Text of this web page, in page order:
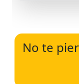
No te